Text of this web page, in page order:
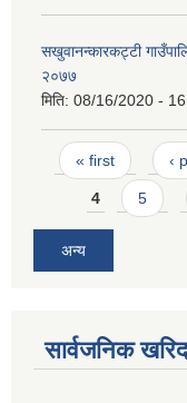
सखुवानन्कारकट्टी
२०७७
मिति: 08/16/2020 -
Pages
« first ‹
4 5
अन्य
सार्वजनिक